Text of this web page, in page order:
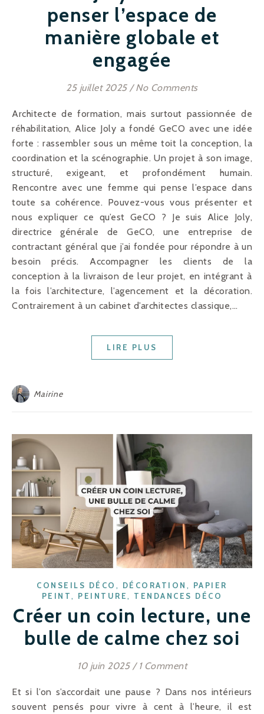
penser l’espace de
manière globale et
engagée
25 juillet 2025 / No Comments
Architecte de formation, mais surtout passionnée de
réhabilitation, Alice Joly a fondé GeCO avec une idée
forte : rassembler sous un même toit la conception, la
coordination et la scénographie. Un projet à son image,
structuré, exigeant, et profondément humain.
Rencontre avec une femme qui pense l’espace dans
toute sa cohérence. Pouvez-vous vous présenter et
nous expliquer ce qu’est GeCO ? Je suis Alice Joly,
directrice générale de GeCO, une entreprise de
contractant général que j’ai fondée pour répondre à un
besoin précis. Accompagner les clients de la
conception à la livraison de leur projet, en intégrant à
la fois l’architecture, l’agencement et la décoration.
Contrairement à un cabinet d’architectes classique,…
LIRE PLUS
Mairine
CONSEILS DÉCO , DÉCORATION , PAPIER
PEINT, PEINTURE, TENDANCES DÉCO
Créer un coin lecture, une
bulle de calme chez soi
10 juin 2025 / 1 Comment
Et si l’on s’accordait une pause ? Dans nos intérieurs
souvent pensés pour vivre à cent à l’heure, il est